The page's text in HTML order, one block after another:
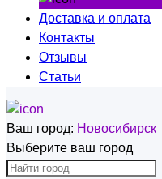
Доставка и оплата
Контакты
Отзывы
Статьи
Ваш город: Новосибирск
Выберите ваш город